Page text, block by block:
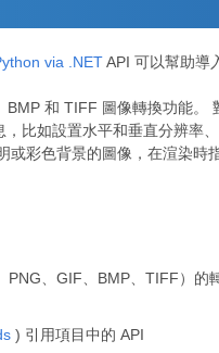
via .NETAPI 可以幫助導
和 TIFF 圖像轉換功能。
比如設置水平和垂直分辨率
或彩色背景的圖像，在渲染時
PNG、GIF、BMP、TIFF）的
) 引用項目中的 API